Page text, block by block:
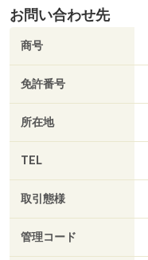
お問い合わせ先
商号
免許番号
所在地
TEL
取引態様
管理コード